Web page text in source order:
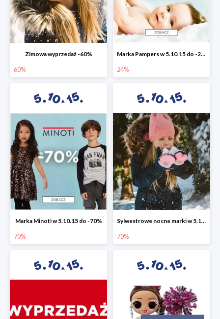
Zimowa wyprzedaż -60%
60%
Marka Pampers w 5.10.15 do -24%
24%
Marka Minoti w 5.10.15 do -70%
70%
Sylwestrowe nocne marki w 5.10.15 do -70%
70%